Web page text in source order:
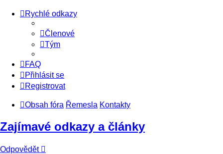
Rychlé odkazy
Členové
Tým
FAQ
Přihlásit se
Registrovat
Obsah fóra Řemesla Kontakty
Zajímavé odkazy a články
Odpovědět